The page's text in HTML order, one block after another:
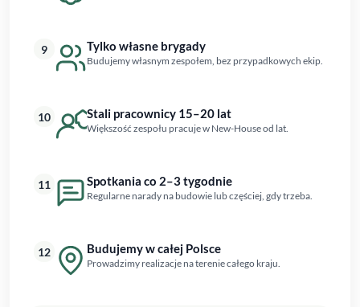
9 Tylko własne brygady
Budujemy własnym zespołem, bez przypadkowych ekip.
10 Stali pracownicy 15–20 lat
Większość zespołu pracuje w New-House od lat.
11 Spotkania co 2–3 tygodnie
Regularne narady na budowie lub częściej, gdy trzeba.
12 Budujemy w całej Polsce
Prowadzimy realizacje na terenie całego kraju.